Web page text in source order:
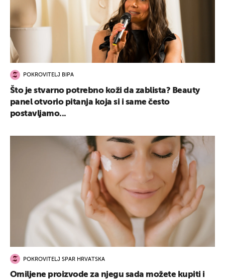
POKROVITELJ BIPA
Što je stvarno potrebno koži da zablista? Beauty
panel otvorio pitanja koja si i same često
postavljamo...
POKROVITELJ SPAR HRVATSKA
Omiljene proizvode za njegu sada možete kupiti i